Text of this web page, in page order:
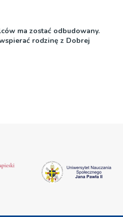
ma zostać odbudowany.
rodzinę z Dobrej